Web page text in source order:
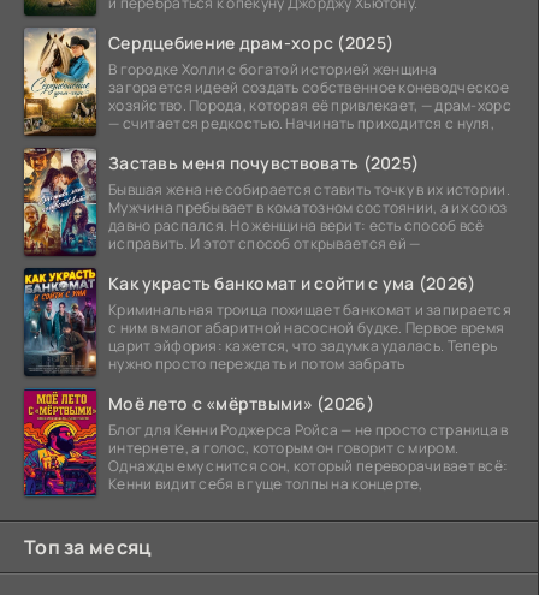
Сердцебиение драм-хорс (2025)
В городке Холли с богатой историей женщина
загорается идеей создать собственное коневодческое
хозяйство. Порода, которая её привлекает, — драм-хорс
— считается редкостью. Начинать приходится с нуля,
Заставь меня почувствовать (2025)
Бывшая жена не собирается ставить точку в их истории.
Мужчина пребывает в коматозном состоянии, а их союз
давно распался. Но женщина верит: есть способ всё
исправить. И этот способ открывается ей —
Как украсть банкомат и сойти с ума (2026)
Криминальная троица похищает банкомат и запирается
с ним в малогабаритной насосной будке. Первое время
царит эйфория: кажется, что задумка удалась. Теперь
нужно просто переждать и потом забрать
Моё лето с «мёртвыми» (2026)
Блог для Кенни Роджерса Ройса — не просто страница в
интернете, а голос, которым он говорит с миром.
Однажды ему снится сон, который переворачивает всё:
Кенни видит себя в гуще толпы на концерте,
Топ за месяц